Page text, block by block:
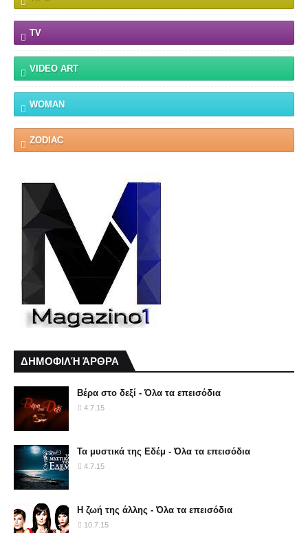
TV
VIDEO ART
WOMAN
ZODIAC
ΔΗΜΟΦΙΛΉ ΆΡΘΡΑ
Βέρα στο δεξί - Όλα τα επεισόδια
4.7.15
Τα μυστικά της Εδέμ - Όλα τα επεισόδια
4.7.15
Η ζωή της άλλης - Όλα τα επεισόδια
10.7.15